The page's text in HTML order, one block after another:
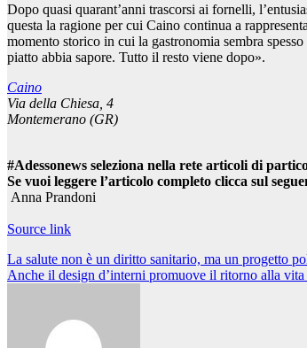
Dopo quasi quarant’anni trascorsi ai fornelli,
questa la ragione per cui Caino continua a
momento storico in cui la gastronomia sembra
piatto abbia sapore. Tutto il resto viene dopo».
Caino
Via della Chiesa, 4
Montemerano (GR)
#Adessonews seleziona nella rete articoli di
Se vuoi leggere l’articolo completo clicca sul
Anna Prandoni
Source link
Navigazione
articoli
La salute non è un diritto sanitario, ma un progetto
Anche il design d’interni promuove il ritorno alla